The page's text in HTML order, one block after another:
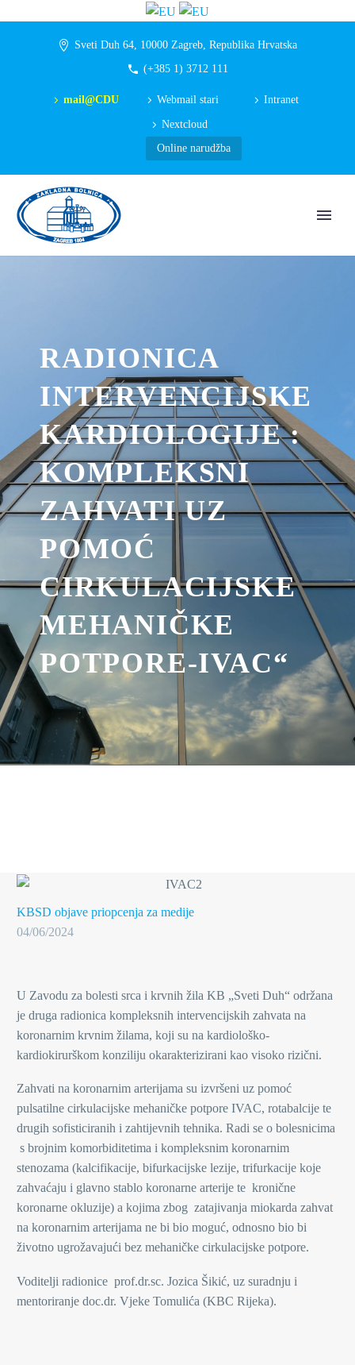
Sveti Duh 64, 10000 Zagreb, Republika Hrvatska
(+385 1) 3712 111
mail@CDU Webmail stari Intranet
Nextcloud
Online narudžba
RADIONICA
INTERVENCIJSKE
KARDIOLOGIJE :
KOMPLEKSNI
ZAHVATI UZ
POMOĆ
CIRKULACIJSKE
MEHANIČKE
POTPORE-IVAC“
KBSD objave priopcenja za medije
04/06/2024
U Zavodu za bolesti srca i krvnih žila KB „Sveti Duh“ održana
je druga radionica kompleksnih intervencijskih zahvata na
koronarnim krvnim žilama, koji su na kardiološko-
kardiokirurškom konziliju okarakterizirani kao visoko rizični.
Zahvati na koronarnim arterijama su izvršeni uz pomoć
pulsatilne cirkulacijske mehaničke potpore IVAC, rotabalcije te
drugih sofisticiranih i zahtijevnih tehnika. Radi se o bolesnicima
s brojnim komorbiditetima i kompleksnim koronarnim
stenozama (kalcifikacije, bifurkacijske lezije, trifurkacije koje
zahvaćaju i glavno stablo koronarne arterije te kronične
koronarne okluzije) a kojima zbog zatajivanja miokarda zahvat
na koronarnim arterijama ne bi bio moguć, odnosno bio bi
životno ugrožavajući bez mehaničke cirkulacijske potpore.
Voditelji radionice prof.dr.sc. Jozica Šikić, uz suradnju i
mentoriranje doc.dr. Vjeke Tomulića (KBC Rijeka).